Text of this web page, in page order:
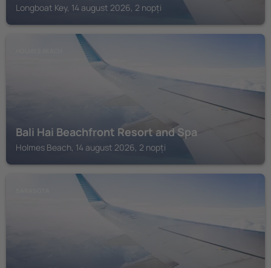
Longboat Key, 14 august 2026, 2 nopți
Bali Hai Beachfront Resort and Spa
Holmes Beach, 14 august 2026, 2 nopți